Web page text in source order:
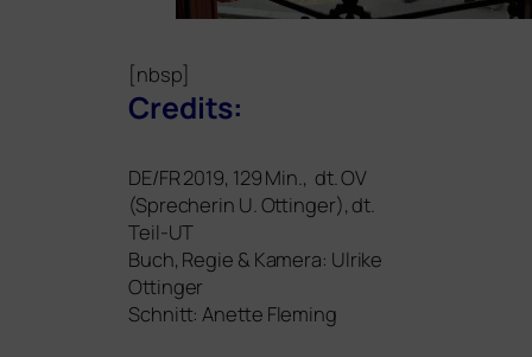
[nbsp]
Credits:
DE/FR2019, 129 Min., dt.OV
(Sprecherin U. Ottinger), dt.
Teil-UT
Buch, Regie & Kamera: Ulrike
Ottinger
Schnitt: Anette Fleming